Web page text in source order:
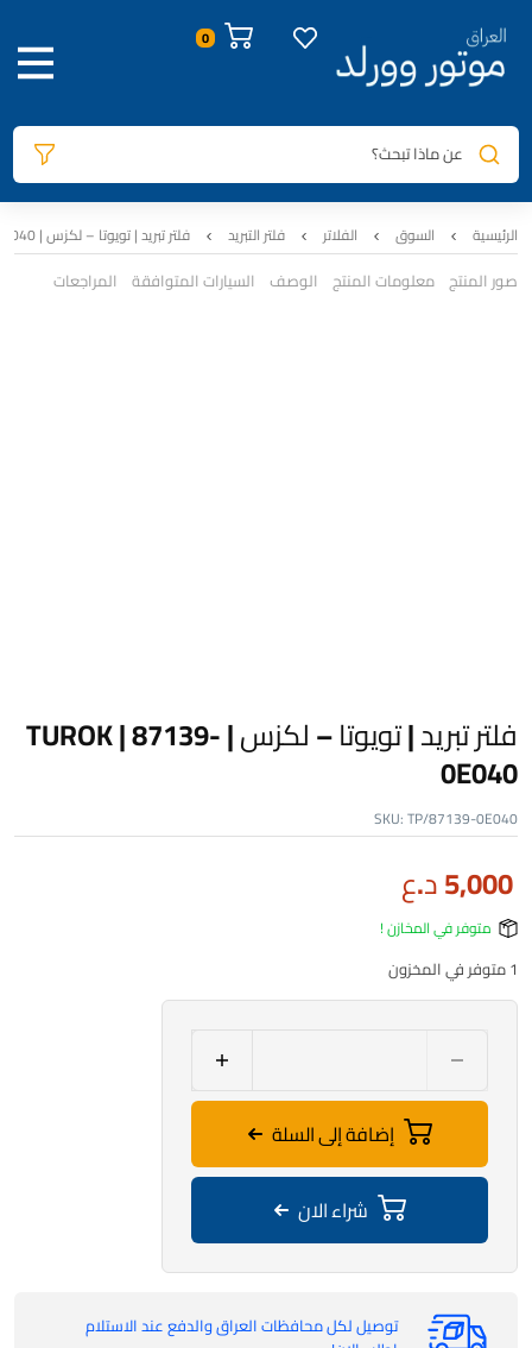
عن ماذا تبحث؟
الرئيسية السوق الفلاتر فلتر التبريد فلتر تبريد | تويوتا – لكزس | TUROK | 87139-0E040
صور المنتج معلومات المنتج الوصف السيارات المتوافقة المراجعات
فلتر تبريد | تويوتا – لكزس | TUROK | 87139-
0E040
SKU:TP/87139-0E040
5,000د.ع
متوفر في المخازن !
1 متوفر في المخزون
إضافة إلى السلة
شراء الان
توصيل لكل محافظات العراق والدفع عند الاستلام